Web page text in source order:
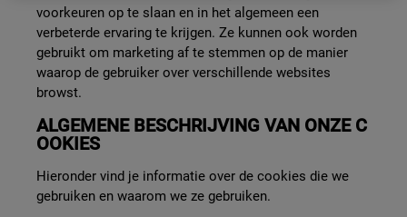
voorkeuren op te slaan en in het algemeen een
verbeterde ervaring te krijgen. Ze kunnen ook worden
gebruikt om marketing af te stemmen op de manier
waarop de gebruiker over verschillende websites
browst.
ALGEMENE BESCHRIJVING VAN ONZE C
OOKIES
Hieronder vind je informatie over de cookies die we
gebruiken en waarom we ze gebruiken.